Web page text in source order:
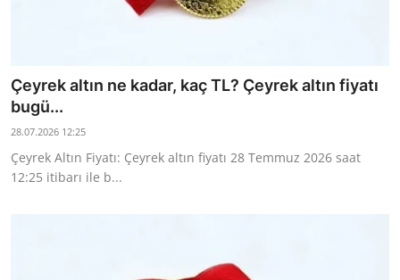
Çeyrek altın ne kadar, kaç TL? Çeyrek altın fiyatı
bugü...
28.07.2026 12:25
Çeyrek Altın Fiyatı: Çeyrek altın fiyatı 28 Temmuz 2026 saat
12:25 itibarı ile b...